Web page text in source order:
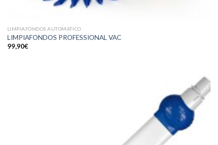
LIMPIAFONDOS AUTOMATICO
LIMPIAFONDOS PROFESSIONAL VAC
99,90€